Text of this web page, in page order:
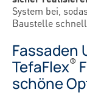
System bei,
Baustelle
Fassaden
TefaFlex®
schöne